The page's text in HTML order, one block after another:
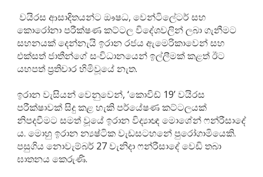
වයිරස ආසාදිතයන්ට ඖෂධ, වෙන්ටිලේටර් සහ
කොරෝනා පරීක්ෂණ කට්ටල විදේශවලින් ලබා ගැනීමට
සහනයක් දෙන්නැයි ඉරාන රජය ඇමෙරිකාවෙන් සහ
එක්සත් ජාතීන්ගේ සංවිධානයෙන් ඉල්ලීමක් කළත් ඊට
යහපත් ප්‍රතිචාර හිමිවූයේ නැත.
ඉරාන වැසියන් වෙනුවෙන්, ‘කොවිඩ් 19’ වයිරස
පරීක්ෂාවක් සිදු කළ හැකි පර්යේෂණ කට්ටලයක්
නිපදවීමට සමත් වූයේ ඉරාන විද්‍යාඥ මොශේන් ෆන්රීසාදේ
ය. මොහු ඉරාන න්‍යෂ්ටික වැඩසටහනේ පුරෝගාමියෙකි.
පසුගිය නොවැම්බර් 27 වැනිදා ෆන්රීසාදේ වෙඩි තබා
ඝාතනය කෙරුණි.